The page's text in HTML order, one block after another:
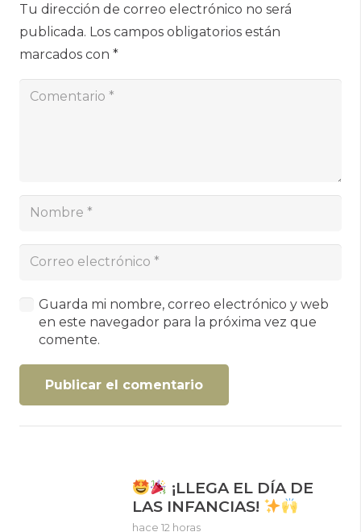
Tu dirección de correo electrónico no será
publicada. Los campos obligatorios están
marcados con *
Guarda mi nombre, correo electrónico y web
en este navegador para la próxima vez que
comente.
Publicar el comentario
¡LLEGA EL DÍA DE
LAS INFANCIAS!
hace 12 horas